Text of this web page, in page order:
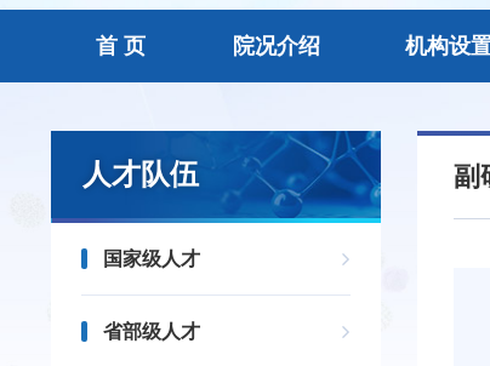
首 页 院况介绍 机构设
人才队伍
国家级人才
省部级人才
副